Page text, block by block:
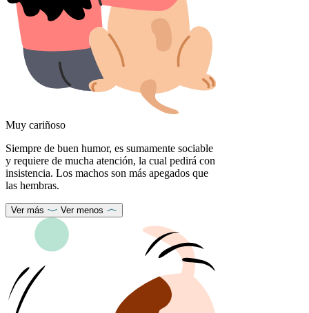
Muy cariñoso
Siempre de buen humor, es sumamente sociable
y requiere de mucha atención, la cual pedirá con
insistencia. Los machos son más apegados que
las hembras.
Ver más Ver menos